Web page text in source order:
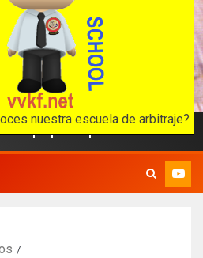
nuestra escuela de arbitraje?
internet
en internet
para reforzar la independencia